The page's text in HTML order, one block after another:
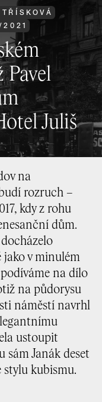
2021
Pavel
Juliš
na
rozruch –
kdy z rohu
dům.
jako v minulém
na dílo
na půdorysu
náměstí navrhl
ustoupit
sám Janák deset
kubismu.